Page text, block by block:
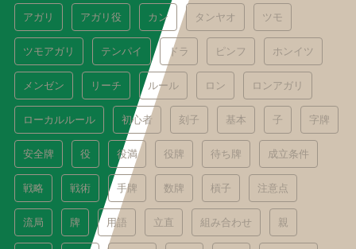
アガリ アガリ役 カン タンヤオ ツモ
ツモアガリ テンパイ ドラ ピンフ ホンイツ
メンゼン リーチ ルール ロン ロンアガリ
ローカルルール 初心者 刻子 基本 子 字牌
安全牌 役 役満 役牌 待ち牌 成立条件
戦略 戦術 手牌 数牌 槓子 注意点
流局 牌 用語 立直 組み合わせ 親